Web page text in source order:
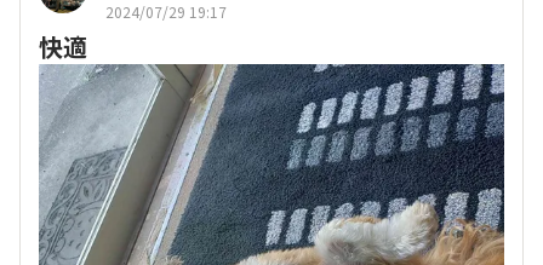
2024/07/29 19:17
快適